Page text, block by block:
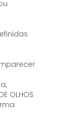
OLHOS